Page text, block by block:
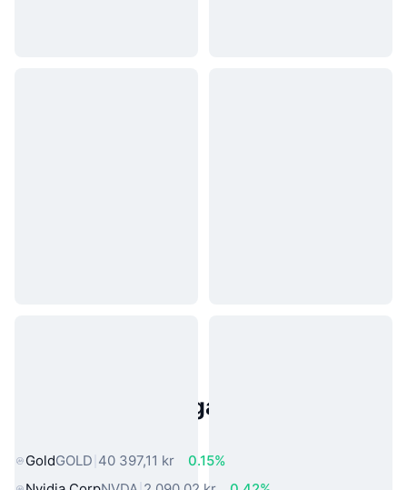
Populära tillgångar från den
GoldGOLD 40 397,11 kr
0.15%